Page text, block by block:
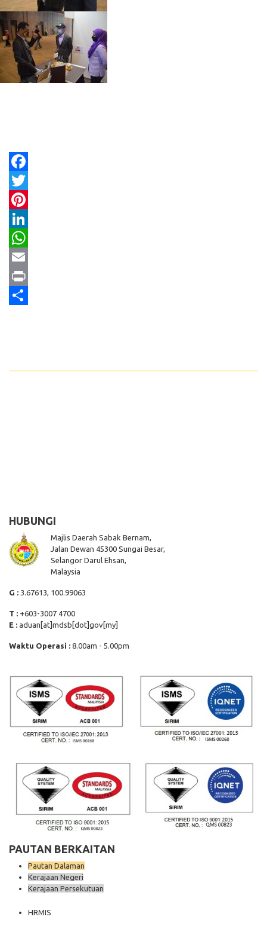
Facebook
Twitter
Pinterest
LinkedIn
WhatsApp
Email
Print
HUBUNGI
Majlis Daerah Sabak Bernam,
Jalan Dewan 45300 Sungai Besar,
Selangor Darul Ehsan,
Malaysia
G : 3.67613, 100.99063
T : +603-3007 4700
E : aduan[at]mdsb[dot]gov[my]
Waktu Operasi : 8.00am - 5.00pm
PAUTAN BERKAITAN
Pautan Dalaman
Kerajaan Negeri
Kerajaan Persekutuan
HRMIS